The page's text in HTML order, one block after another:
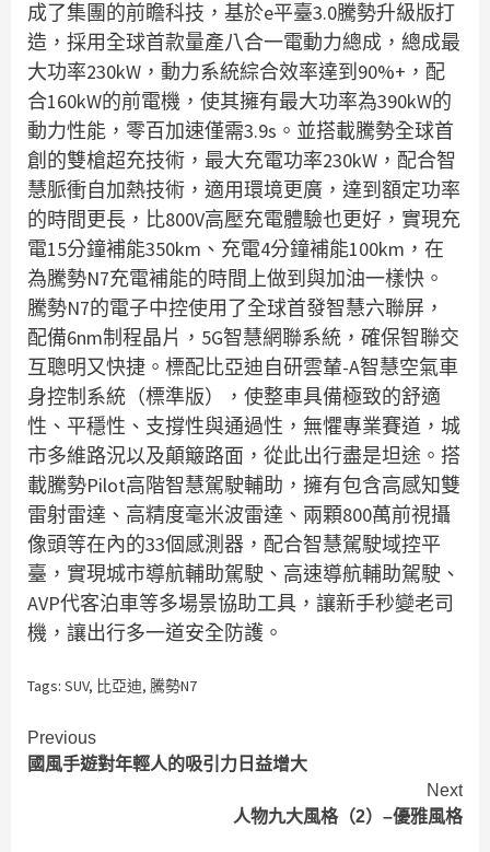
成了集團的前瞻科技，基於e平臺3.0騰勢升級版打
造，採用全球首款量產八合一電動力總成，總成最
大功率230kW，動力系統綜合效率達到90%+，配
合160kW的前電機，使其擁有最大功率為390kW的
動力性能，零百加速僅需3.9s。並搭載騰勢全球首
創的雙槍超充技術，最大充電功率230kW，配合智
慧脈衝自加熱技術，適用環境更廣，達到額定功率
的時間更長，比800V高壓充電體驗也更好，實現充
電15分鐘補能350km、充電4分鐘補能100km，在
為騰勢N7充電補能的時間上做到與加油一樣快。
騰勢N7的電子中控使用了全球首發智慧六聯屏，
配備6nm制程晶片，5G智慧網聯系統，確保智聯交
互聰明又快捷。標配比亞迪自研雲輦-A智慧空氣車
身控制系統（標準版），使整車具備極致的舒適
性、平穩性、支撐性與通過性，無懼專業賽道，城
市多維路況以及顛簸路面，從此出行盡是坦途。搭
載騰勢Pilot高階智慧駕駛輔助，擁有包含高感知雙
雷射雷達、高精度毫米波雷達、兩顆800萬前視攝
像頭等在內的33個感測器，配合智慧駕駛域控平
臺，實現城市導航輔助駕駛、高速導航輔助駕駛、
AVP代客泊車等多場景協助工具，讓新手秒變老司
機，讓出行多一道安全防護。
Tags: SUV, 比亞迪, 騰勢N7
Continue
Reading
Previous
國風手遊對年輕人的吸引力日益增大
Next
人物九大風格（2）–優雅風格